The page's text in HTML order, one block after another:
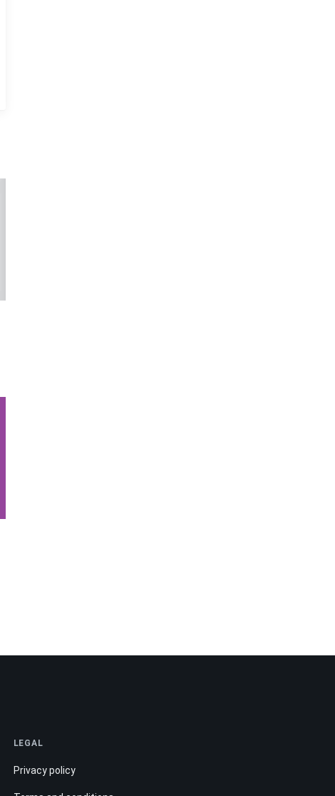
LEGAL
Privacy policy